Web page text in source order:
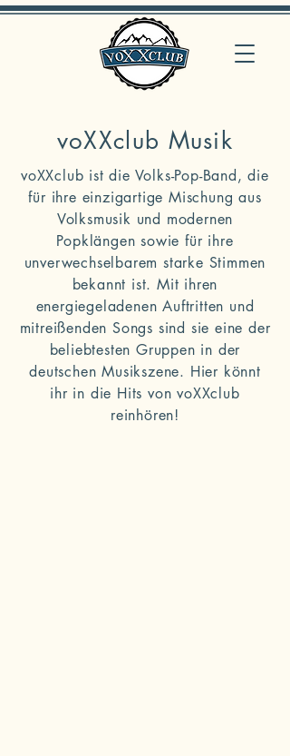
voXXclub Musik
voXXclub ist die Volks-Pop-Band, die
für ihre einzigartige Mischung aus
Volksmusik und modernen
Popklängen sowie für ihre
unverwechselbarem starke Stimmen
bekannt ist. Mit ihren
energiegeladenen Auftritten und
mitreißenden Songs sind sie eine der
beliebtesten Gruppen in der
deutschen Musikszene. Hier könnt
ihr in die Hits von voXXclub
reinhören!